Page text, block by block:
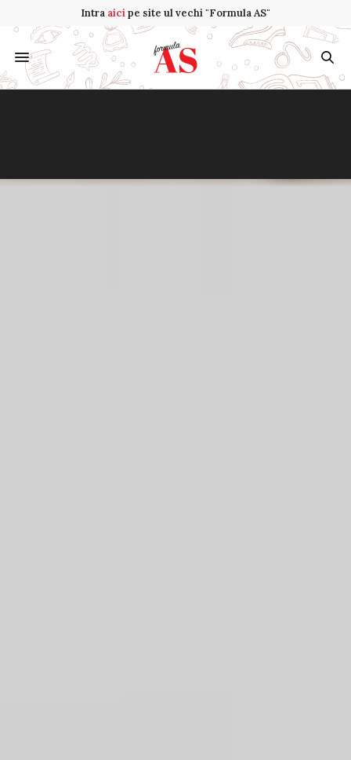
Intra aicipe site ul vechi "Formula AS"